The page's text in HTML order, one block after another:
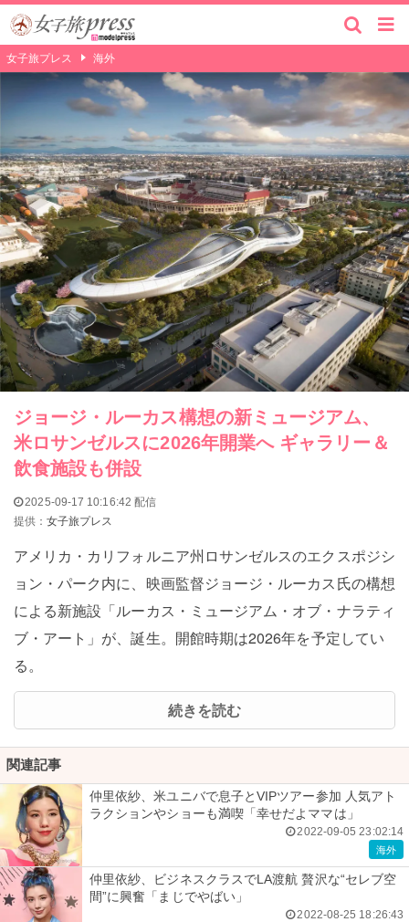
女子旅プレス 海外
ジョージ・ルーカス構想の新ミュージアム、
米ロサンゼルスに2026年開業へ ギャラリー＆
飲食施設も併設
2025-09-17 10:16:42 配信
提供：女子旅プレス
アメリカ・カリフォルニア州ロサンゼルスのエクスポジシ
ョン・パーク内に、映画監督ジョージ・ルーカス氏の構想
による新施設「ルーカス・ミュージアム・オブ・ナラティ
ブ・アート」が、誕生。開館時期は2026年を予定してい
る。
続きを読む
関連記事
仲里依紗、米ユニバで息子とVIPツアー参加 人気アト
ラクションやショーも満喫「幸せだよママは」
2022-09-05 23:02:14
海外
仲里依紗、ビジネスクラスでLA渡航 贅沢な“セレブ空
間”に興奮「まじでやばい」
2022-08-25 18:26:43